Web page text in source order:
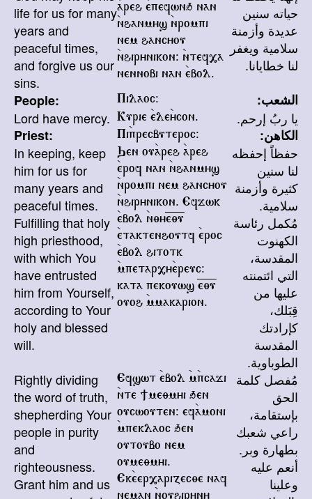
life for us for many
years and
peaceful times,
and forgive us our
sins.
`areh `epefwnq nan
`nhanmys `nrompi
nem hancyou
`nhirynikon@ `ntef,a
nennobi nan `ebol.
حياته سنين
عديدة وأزمنة
سلامية ويغفر
لنا خطايانا.
People:
Pilaoc@
الشعب:
Lord have mercy.
Kurie `ele`ycon.
يا ربُ إرحم.
Priest:
Pi`precbuteroc@
الكاهن:
In keeping, keep
him for us for
many years and
peaceful times.
Fulfilling that holy
high priesthood,
with which You
have entrusted
him from Yourself,
according to Your
holy and blessed
will.
Qen ou`areh `areh
`erof nan `nhanmys
`nrompi nem hancyou
`nhirynikon. Efjwk
`ebol `n;y=e=;=u
`etaktenhoutf `eroc
`ebol hitotk
`mpetar,y`ereuc@
kata pekouws =e=;=u
ouoh `mmakarion.
حفظاً إحفظه
لنا سنين
كثيرة وأزمنة
سلامية.
مُكمل رئاسة
الكهنوت
المقدسة،
التي ائتمنته
عليها من
قِبَلك،
كإرادتك
المقدسة
الطوباوية.
Rightly dividing
the word of truth,
shepherding Your
people in purity
and
righteousness.
Grant him and us
Efswt `ebol `m`pcaji
`nte ]me;myi qen
oucwouten@ ef`amoni
`mpeklaoc qen
outoubo nem
oume;myi.
Ek`eer,arizec;e naf
neman `nouhiryny
مُفصل كلمة
الحق
بإستقامة،
راعي شعبك
بطهارة وبر.
أنعم عليه
وعلينا